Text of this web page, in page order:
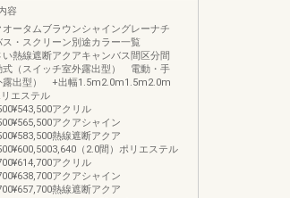
容
ータムブラウンシャイングレーナチ
・スクリーン別途カラー一覧
い熱線遮断アクアキャンバス間区分間
（スイッチ室外露出型） 電動・手
露出型） +出幅1.5m2.0m1.5m2.0m
エステル
アクリル
アクアシャイン
熱線遮断アクア
（2.0間）ポリエステル
アクリル
アクアシャイン
熱線遮断アクア